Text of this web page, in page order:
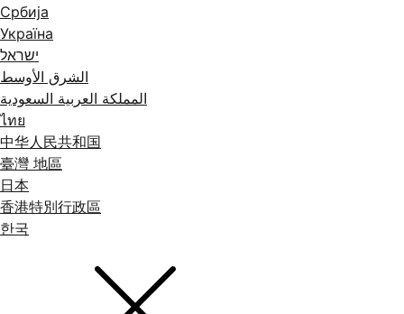
Србија
Україна
ישראל
الشرق الأوسط
المملكة العربية السعودية
ไทย
中华人民共和国
臺灣 地區
日本
香港特別行政區
한국